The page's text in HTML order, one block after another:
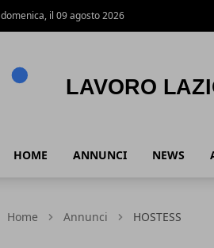
domenica, il 09 agosto 2026
HOME ANNUNCI NEWS
Home Annunci HOSTESS